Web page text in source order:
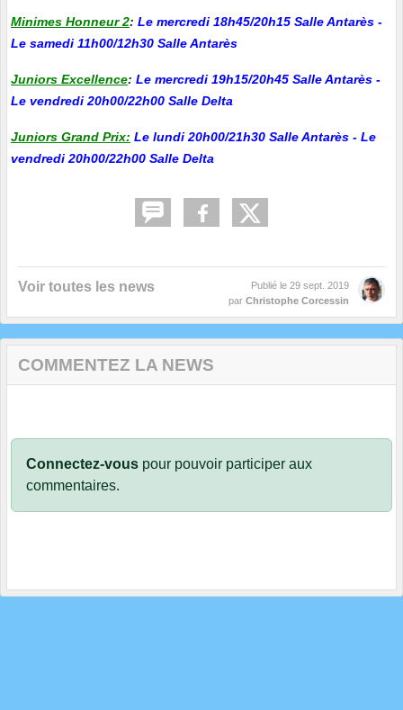
Minimes Honneur 2: Le mercredi 18h45/20h15 Salle Antarès -
Le samedi 11h00/12h30 Salle Antarès
Juniors Excellence: Le mercredi 19h15/20h45 Salle Antarès -
Le vendredi 20h00/22h00 Salle Delta
Juniors Grand Prix: Le lundi 20h00/21h30 Salle Antarès - Le
vendredi 20h00/22h00 Salle Delta
Voir toutes les news Publié le 29 sept. 2019
par Christophe Corcessin
COMMENTEZ LA NEWS
Connectez-vous pour pouvoir participer aux
commentaires.